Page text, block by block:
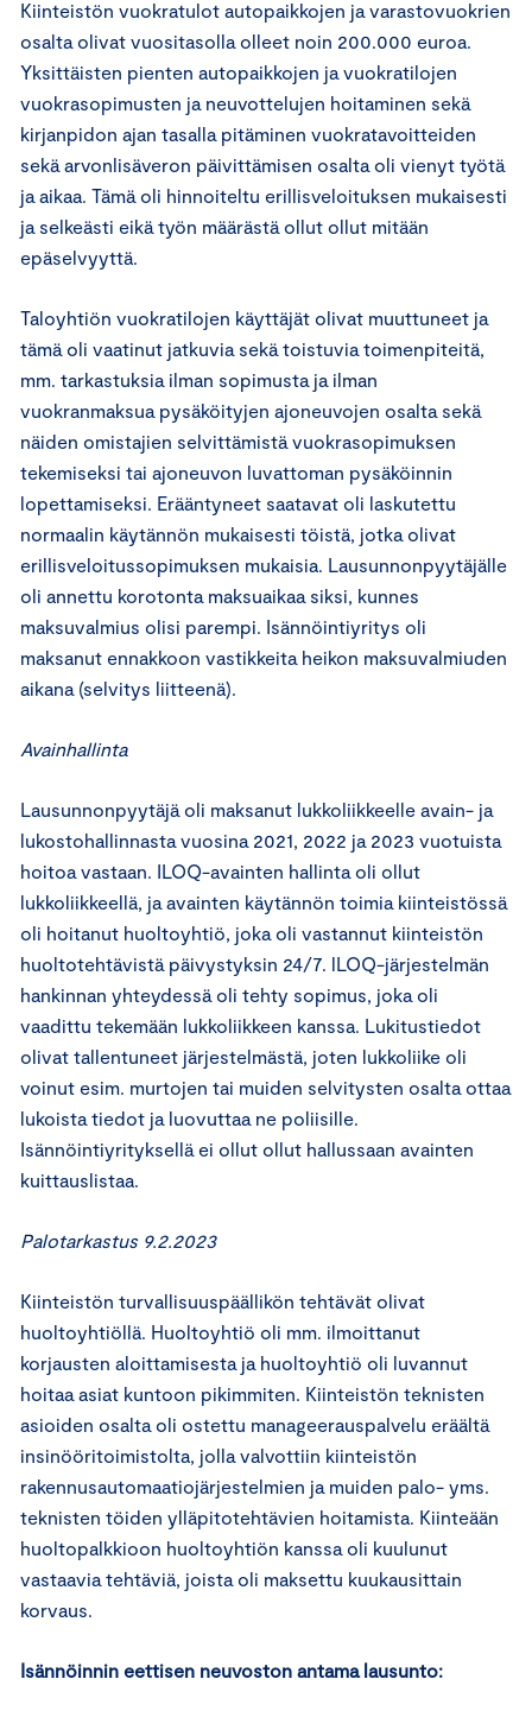
Kiinteistön vuokratulot autopaikkojen ja varastovuokrien
osalta olivat vuositasolla olleet noin 200.000 euroa.
Yksittäisten pienten autopaikkojen ja vuokratilojen
vuokrasopimusten ja neuvottelujen hoitaminen sekä
kirjanpidon ajan tasalla pitäminen vuokratavoitteiden
sekä arvonlisäveron päivittämisen osalta oli vienyt työtä
ja aikaa. Tämä oli hinnoiteltu erillisveloituksen mukaisesti
ja selkeästi eikä työn määrästä ollut ollut mitään
epäselvyyttä.
Taloyhtiön vuokratilojen käyttäjät olivat muuttuneet ja
tämä oli vaatinut jatkuvia sekä toistuvia toimenpiteitä,
mm. tarkastuksia ilman sopimusta ja ilman
vuokranmaksua pysäköityjen ajoneuvojen osalta sekä
näiden omistajien selvittämistä vuokrasopimuksen
tekemiseksi tai ajoneuvon luvattoman pysäköinnin
lopettamiseksi. Erääntyneet saatavat oli laskutettu
normaalin käytännön mukaisesti töistä, jotka olivat
erillisveloitussopimuksen mukaisia. Lausunnonpyytäjälle
oli annettu korotonta maksuaikaa siksi, kunnes
maksuvalmius olisi parempi. Isännöintiyritys oli
maksanut ennakkoon vastikkeita heikon maksuvalmiuden
aikana (selvitys liitteenä).
Avainhallinta
Lausunnonpyytäjä oli maksanut lukkoliikkeelle avain- ja
lukostohallinnasta vuosina 2021, 2022 ja 2023 vuotuista
hoitoa vastaan. ILOQ-avainten hallinta oli ollut
lukkoliikkeellä, ja avainten käytännön toimia kiinteistössä
oli hoitanut huoltoyhtiö, joka oli vastannut kiinteistön
huoltotehtävistä päivystyksin 24/7. lLOQ-järjestelmän
hankinnan yhteydessä oli tehty sopimus, joka oli
vaadittu tekemään lukkoliikkeen kanssa. Lukitustiedot
olivat tallentuneet järjestelmästä, joten lukkoliike oli
voinut esim. murtojen tai muiden selvitysten osalta ottaa
lukoista tiedot ja luovuttaa ne poliisille.
Isännöintiyrityksellä ei ollut ollut hallussaan avainten
kuittauslistaa.
Palotarkastus 9.2.2023
Kiinteistön turvallisuuspäällikön tehtävät olivat
huoltoyhtiöllä. Huoltoyhtiö oli mm. ilmoittanut
korjausten aloittamisesta ja huoltoyhtiö oli luvannut
hoitaa asiat kuntoon pikimmiten. Kiinteistön teknisten
asioiden osalta oli ostettu manageerauspalvelu eräältä
insinööritoimistolta, jolla valvottiin kiinteistön
rakennusautomaatiojärjestelmien ja muiden palo- yms.
teknisten töiden ylläpitotehtävien hoitamista. Kiinteään
huoltopalkkioon huoltoyhtiön kanssa oli kuulunut
vastaavia tehtäviä, joista oli maksettu kuukausittain
korvaus.
Isännöinnin eettisen neuvoston antama lausunto: